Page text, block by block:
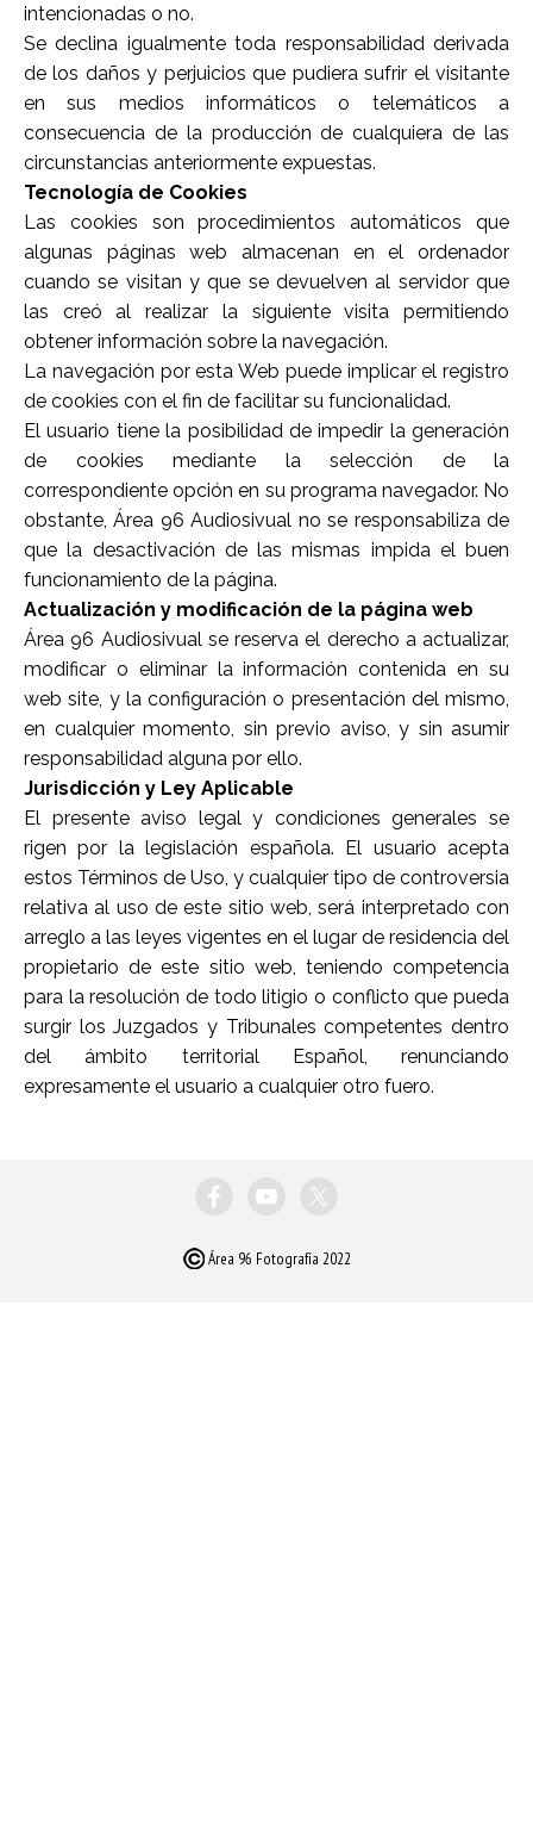
intencionadas o no.
Se declina igualmente toda responsabilidad derivada
de los daños y perjuicios que pudiera sufrir el visitante
en sus medios informáticos o telemáticos a
consecuencia de la producción de cualquiera de las
circunstancias anteriormente expuestas.
Tecnología de Cookies
Las cookies son procedimientos automáticos que
algunas páginas web almacenan en el ordenador
cuando se visitan y que se devuelven al servidor que
las creó al realizar la siguiente visita permitiendo
obtener información sobre la navegación.
La navegación por esta Web puede implicar el registro
de cookies con el fin de facilitar su funcionalidad.
El usuario tiene la posibilidad de impedir la generación
de cookies mediante la selección de la
correspondiente opción en su programa navegador. No
obstante,Área 96 Audiosivual no se responsabiliza de
que la desactivación de las mismas impida el buen
funcionamiento de la página.
Actualización y modificación de la página web
Área 96 Audiosivualse reserva el derecho a actualizar,
modificar o eliminar la información contenida en su
web site, y la configuración o presentación del mismo,
en cualquier momento, sin previo aviso, y sin asumir
responsabilidad alguna por ello.
Jurisdicción y Ley Aplicable
El presente aviso legal y condiciones generales se
rigen por la legislación española. El usuario acepta
estos Términos de Uso, y cualquier tipo de controversia
relativa al uso de este sitio web, será interpretado con
arreglo a las leyes vigentes en el lugar de residencia del
propietario de este sitio web, teniendo competencia
para la resolución de todo litigio o conflicto que pueda
surgir los Juzgados y Tribunales competentes dentro
del ámbito territorial Español, renunciando
expresamente el usuario a cualquier otro fuero.
Área 96 Fotografía 2022